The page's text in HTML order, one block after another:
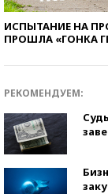
ИСПЫТАНИЕ НА
ПРОШЛА «ГОНКА
РЕКОМЕНДУЕМ: